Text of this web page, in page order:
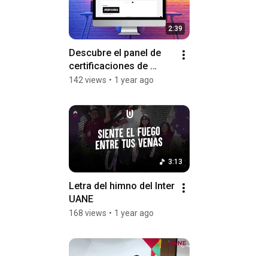
2:39
Descubre el panel de
certificaciones de
PottencIA y potencia tus
142 views • 1 year ago
3:13
Letra del himno del Inter
UANE
168 views • 1 year ago